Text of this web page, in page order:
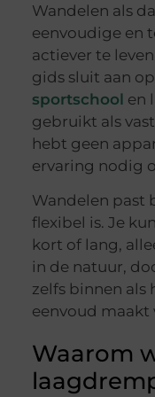
Wandelen als
eenvoudige en
actiever te
gids sluit aan op
sportschool en
gebruikt als
hebt geen
ervaring nodig
Wandelen past
flexibel is. Je
kort of lang,
in de natuur,
zelfs binnen als
eenvoud
Waarom